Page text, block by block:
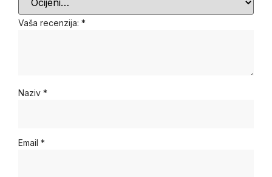
Vaša recenzija: *
Naziv *
Email *